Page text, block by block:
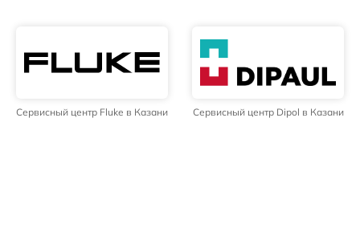
Сервисный центр Fluke в Казани Сервисный центр Dipol в Казани